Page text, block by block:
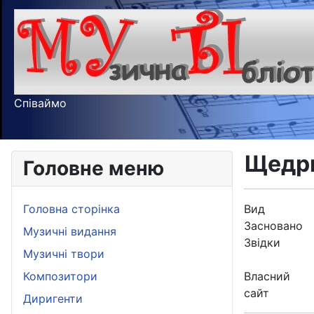
Співаймо
Головне меню
Головна сторінка
Музичні видання
Музичні твори
Композитори
Диригенти
Вид
Засновано
Звідки
Власний
сайт